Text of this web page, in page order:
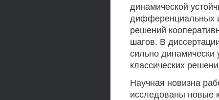
динамической
дифференциальных
решений
шагов. В
сильно динамически
классических
Научная новизна
исследованы новые